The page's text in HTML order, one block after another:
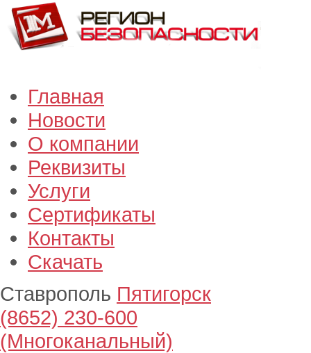
Главная
Новости
О компании
Реквизиты
Услуги
Сертификаты
Контакты
Скачать
Ставрополь Пятигорск
(8652) 230-600
(Многоканальный)